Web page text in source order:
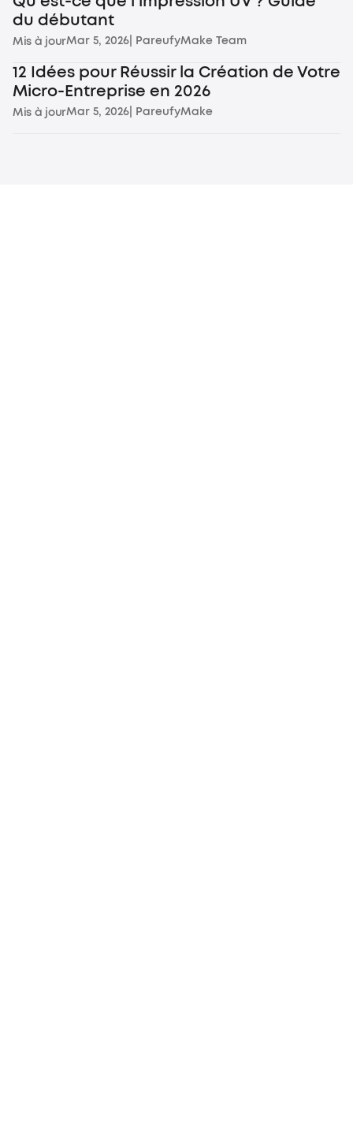
du débutant
Mis à jourMar 5, 2026 | PareufyMake Team
12 Idées pour Réussir la Création de Votre
Micro-Entreprise en 2026
Mis à jourMar 5, 2026 | PareufyMake